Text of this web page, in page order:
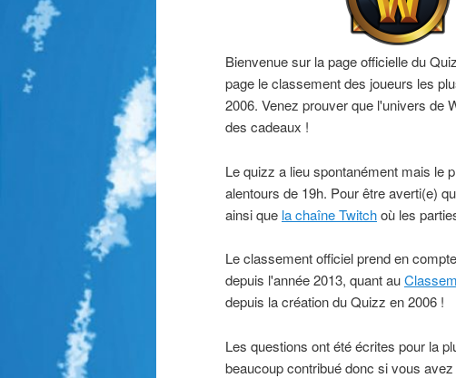
Bienvenue sur la page officielle du
page le classement des joueurs les
2006. Venez prouver que l'univers de
des cadeaux !
Le quizz a lieu spontanément mais le
alentours de 19h. Pour être averti(e)
ainsi que la chaîne Twitchoù les
Le classement officiel prend en
depuis l'année 2013, quant au
depuis la création du Quizz en 2006 !
Les questions ont été écrites pour la
beaucoup contribué donc si vous